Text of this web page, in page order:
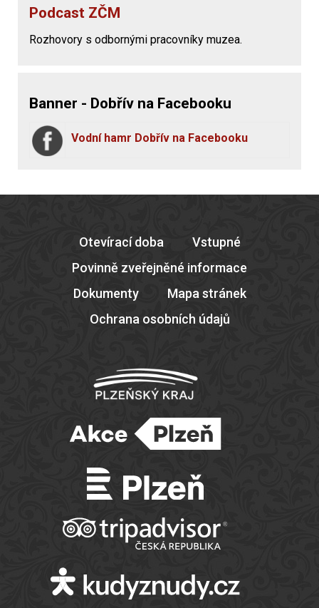
Podcast ZČM
Rozhovory s odbornými pracovníky muzea.
Banner - Dobřív na Facebooku
Vodní hamr Dobřív na Facebooku
Otevírací doba
Vstupné
Povinně zveřejněné informace
Dokumenty
Mapa stránek
Ochrana osobních údajů